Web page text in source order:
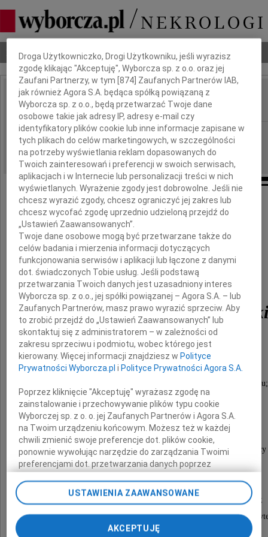
Nekrologi Odeszli Poradnik pogrzebowy
IMIĘ I NAZWISKO: Zbigniew Jędrzejewski
REGION: Płock
DATA EMISJI: 10.02.2012
9 lutego 1992 zmarł
Zbigniew Jędrzejewski
Lekarz Kardiolog;
długoletni pracownik oddziału kardiologii
Wojewódzkiego Szpitala Zespolonego w Płocku;
Ordynator oddziału wewnętrznego
Szpitala Wojewódzkiego w Pile;
inicjator, organizator, pierwszy Przewodniczący
Okręgowej Izby Lekarskiej w Płocku;
członek Naczelnej Rady Lekarskiej;
członek Płockiego Towarzystwa Lekarskiego;
nasz nieodżałowany Kolega, Nauczyciel,
Dbamy o Twoją prywatność
Droga Użytkowniczko, Drogi Użytkowniku, jeśli wyrazisz
zgodę klikając "Akceptuję", Wyborcza sp. z o.o. oraz jej
Zaufani Partnerzy, w tym [874 ] Zaufanych Partnerów IAB,
jak również Agora S.A. będąca spółką powiązaną z
Wyborcza sp. z o.o., będą przetwarzać Twoje dane
osobowe takie jak adresy IP, adresy e-mail czy
identyfikatory plików cookie lub inne informacje zapisane w
tych plikach do celów marketingowych, w szczególności
na potrzeby wyświetlania reklam dopasowanych do
Twoich zainteresowań i preferencji w swoich serwisach,
aplikacjach i w Internecie lub personalizacji treści w nich
wyświetlanych. Wyrażenie zgody jest dobrowolne. Jeśli nie
chcesz wyrazić zgody, chcesz ograniczyć jej zakres lub
chcesz wycofać zgodę uprzednio udzieloną przejdź do
„Ustawień Zaawansowanych”.
Twoje dane osobowe mogą być przetwarzane także do
celów badania i mierzenia informacji dotyczących
funkcjonowania serwisów i aplikacji lub łączone z danymi
dot. świadczonych Tobie usług. Jeśli podstawą
przetwarzania Twoich danych jest uzasadniony interes
Wyborcza sp. z o.o., jej spółki powiązanej – Agora S.A. – lub
Zaufanych Partnerów, masz prawo wyrazić sprzeciw. Aby
to zrobić przejdź do „Ustawień Zaawansowanych” lub
skontaktuj się z administratorem – w zależności od
zakresu sprzeciwu i podmiotu, wobec którego jest
kierowany. Więcej informacji znajdziesz w Polityce
Prywatności Wyborcza.pl i Polityce Prywatności Agora S.A.
Poprzez kliknięcie "Akceptuję" wyrażasz zgodę na
zainstalowanie i przechowywanie plików typu cookie
Wyborczej sp. z o. o. jej Zaufanych Partnerów i Agora S.A.
na Twoim urządzeniu końcowym. Możesz też w każdej
chwili zmienić swoje preferencje dot. plików cookie,
ponownie wywołując narzędzie do zarządzania Twoimi
preferencjami dot. przetwarzania danych poprzez
przechodząc do sekcji „Ustawienia zaawansowane”.
Zmiana ustawień plików cookie możliwa jest także za
pomocą ustawień przeglądarki.
USTAWIENIA ZAAWANSOWANE
AKCEPTUJĘ